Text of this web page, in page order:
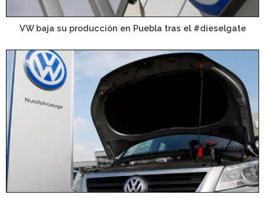
VW baja su producción en Puebla tras el #dieselgate